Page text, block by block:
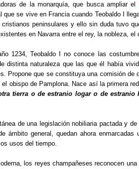
de la monarquía, que busca ampliar el
que se vive en Francia cuando Teobaldo I
peninsulares y ello sin duda tuvo
en Navarra entre el rey, la nobleza, el
1234, Teobaldo I no conoce las
distinta naturaleza que las que él había
Propone que se constituya una comisión
obispo de Pamplona. Nace así la primera
tierra o de estranio logar o de estranio
de una legislación nobiliaria pactada y
ámbito general, quedan ahora enmarcadas
usos del tiempo.
los reyes champañeses reconocen